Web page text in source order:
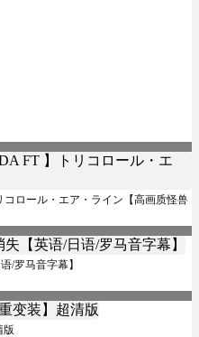
コロール・エア・ライン【高画质怪兽
/罗马音字幕】
版